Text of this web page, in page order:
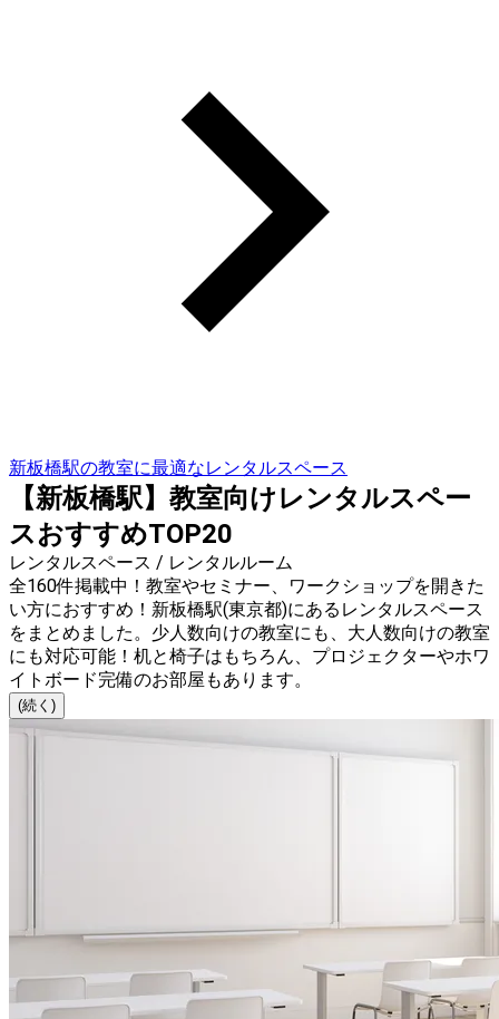
新板橋駅の教室に最適なレンタルスペース
【新板橋駅】教室向けレンタルスペー
スおすすめTOP20
レンタルスペース / レンタルルーム
全160件掲載中！教室やセミナー、ワークショップを開きた
い方におすすめ！新板橋駅(東京都)にあるレンタルスペース
をまとめました。少人数向けの教室にも、大人数向けの教室
にも対応可能！机と椅子はもちろん、プロジェクターやホワ
イトボード完備のお部屋もあります。
(続く)